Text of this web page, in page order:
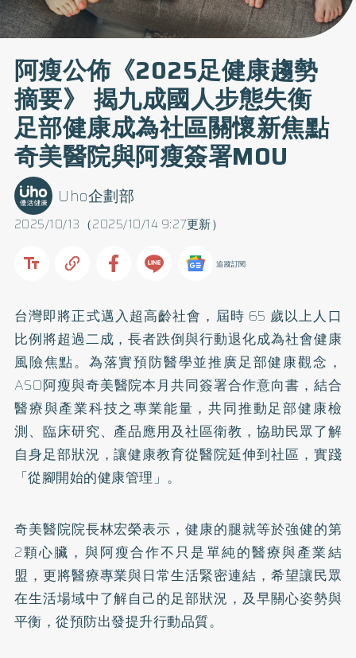
阿瘦公佈《2025足健康趨勢
摘要》 揭九成國人步態失衡
足部健康成為社區關懷新焦點
奇美醫院與阿瘦簽署MOU
2025/10/13（2025/10/14 9:27更新）
Uho企劃部
追蹤訂閱
台灣即將正式邁入超高齡社會，屆時 65 歲以上人口
比例將超過二成，長者跌倒與行動退化成為社會健康
風險焦點。為落實預防醫學並推廣足部健康觀念，
ASO阿瘦與奇美醫院本月共同簽署合作意向書，結合
醫療與產業科技之專業能量，共同推動足部健康檢
測、臨床研究、產品應用及社區衛教，協助民眾了解
自身足部狀況，讓健康教育從醫院延伸到社區，實踐
「從腳開始的健康管理」。
奇美醫院院長林宏榮表示，健康的腿就等於強健的第
2顆心臟，與阿瘦合作不只是單純的醫療與產業結
盟，更將醫療專業與日常生活緊密連結，希望讓民眾
在生活場域中了解自己的足部狀況，及早關心姿勢與
平衡，從預防出發提升行動品質。